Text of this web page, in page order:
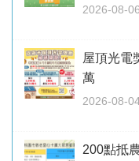
2026-08-
屋頂光電
萬
2026-08-
200點抵